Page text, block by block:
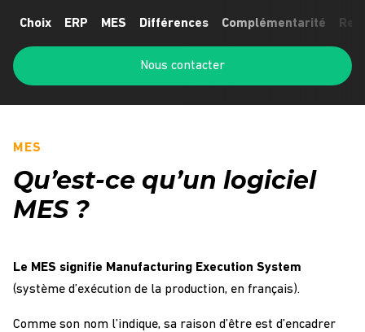
Choix ERP MES Différences Complémentarité
Nous contacter
MES
Qu’est-ce qu’un logiciel
MES ?
Le MES signifie Manufacturing Execution System
(système d’exécution de la production, en français).
Comme son nom l’indique, sa raison d’être est d’encadrer